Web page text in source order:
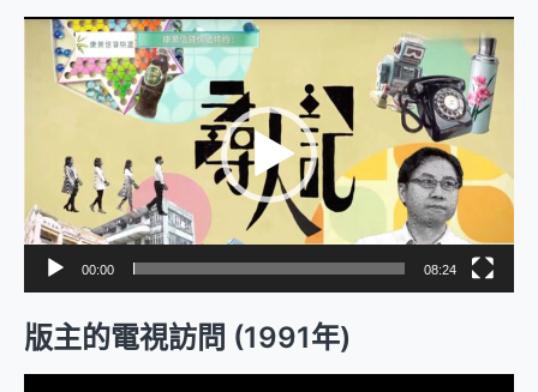
00:00 08:24
版主的電視訪問 (1991年)